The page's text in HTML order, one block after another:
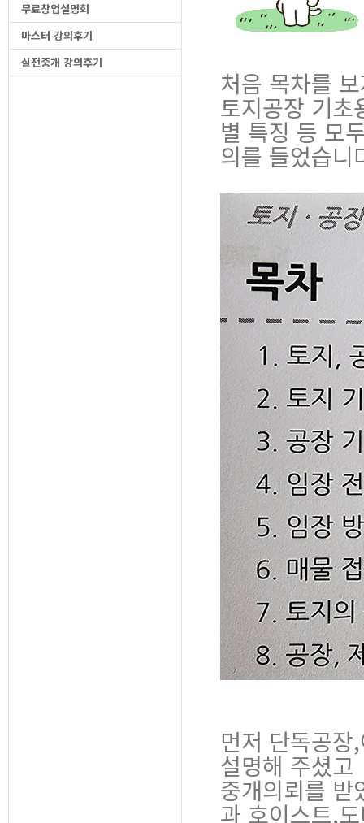
무료창업설명회
마스터 강의후기
실전중개 강의후기
처음 목차를
토지공장 기초
별 특징 등 모
의를 들었습니
먼저 단독공
설명해 주셨고
중개의뢰를 받
과 호이스트,